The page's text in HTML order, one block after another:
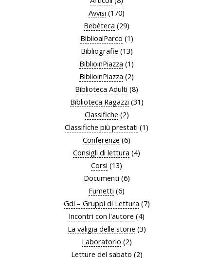
Avvisi (170)
Bebèteca (29)
BiblioalParco (1)
Bibliografie (13)
BiblioinPiazza (1)
BiblioinPiazza (2)
Biblioteca Adulti (8)
Biblioteca Ragazzi (31)
Classifiche (2)
Classifiche più prestati (1)
Conferenze (6)
Consigli di lettura (4)
Corsi (13)
Documenti (6)
Fumetti (6)
Gdl – Gruppi di Lettura (7)
Incontri con l'autore (4)
La valigia delle storie (3)
Laboratorio (2)
Letture del sabato (2)